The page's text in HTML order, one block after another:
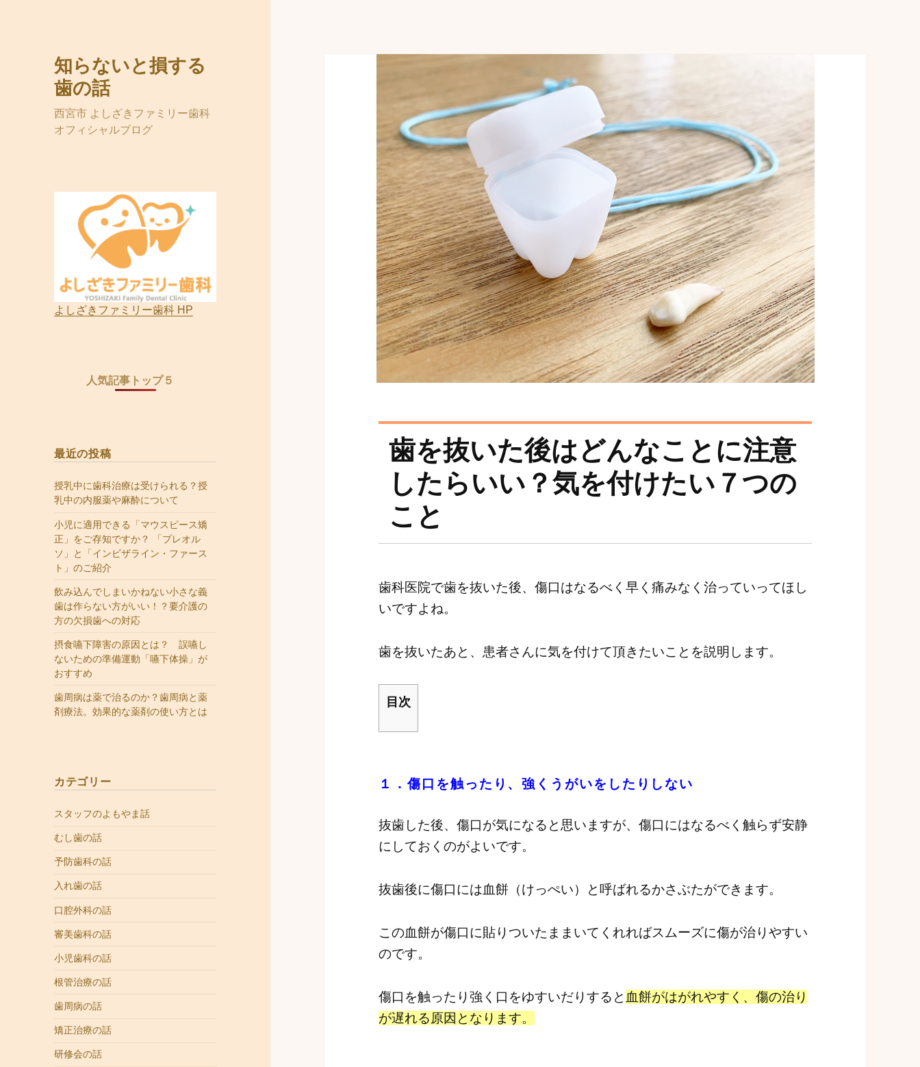
知らないと損する
歯の話
西宮市 よしざきファミリー歯科
オフィシャルブログ
よしざきファミリー歯科 HP
人気記事トップ５
最近の投稿
授乳中に歯科治療は受けられる？授
乳中の内服薬や麻酔について
小児に適用できる「マウスピース矯
正」をご存知ですか？ 「プレオル
ソ」と「インビザライン・ファース
ト」のご紹介
飲み込んでしまいかねない小さな義
歯は作らない方がいい！？要介護の
方の欠損歯への対応
摂食嚥下障害の原因とは？ 誤嚥し
ないための準備運動「嚥下体操」が
おすすめ
歯周病は薬で治るのか？歯周病と薬
剤療法。効果的な薬剤の使い方とは
カテゴリー
スタッフのよもやま話
むし歯の話
予防歯科の話
入れ歯の話
口腔外科の話
審美歯科の話
小児歯科の話
根管治療の話
歯周病の話
矯正治療の話
研修会の話
歯を抜いた後はどんなことに注意
したらいい？気を付けたい７つの
こと
歯科医院で歯を抜いた後、傷口はなるべく早く痛みなく治っていってほし
いですよね。
歯を抜いたあと、患者さんに気を付けて頂きたいことを説明します。
目次
１．傷口を触ったり、強くうがいをしたりしない
抜歯した後、傷口が気になると思いますが、傷口にはなるべく触らず安静
にしておくのがよいです。
抜歯後に傷口には血餅（けっぺい）と呼ばれるかさぶたができます。
この血餅が傷口に貼りついたままいてくれればスムーズに傷が治りやすい
のです。
傷口を触ったり強く口をゆすいだりすると 血餅がはがれやすく、傷の治り
が遅れる原因となります。